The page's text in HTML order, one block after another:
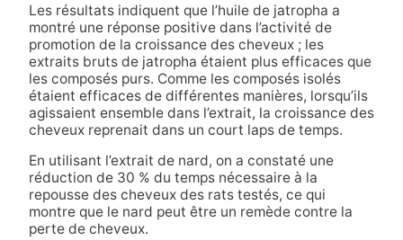
Les résultats indiquent que l’huile de jatropha a
montré une réponse positive dans l’activité de
promotion de la croissance des cheveux ; les
extraits bruts de jatropha étaient plus efficaces que
les composés purs. Comme les composés isolés
étaient efficaces de différentes manières, lorsqu’ils
agissaient ensemble dans l’extrait, la croissance des
cheveux reprenait dans un court laps de temps.
En utilisant l’extrait de nard, on a constaté une
réduction de 30 % du temps nécessaire à la
repousse des cheveux des rats testés, ce qui
montre que le nard peut être un remède contre la
perte de cheveux.